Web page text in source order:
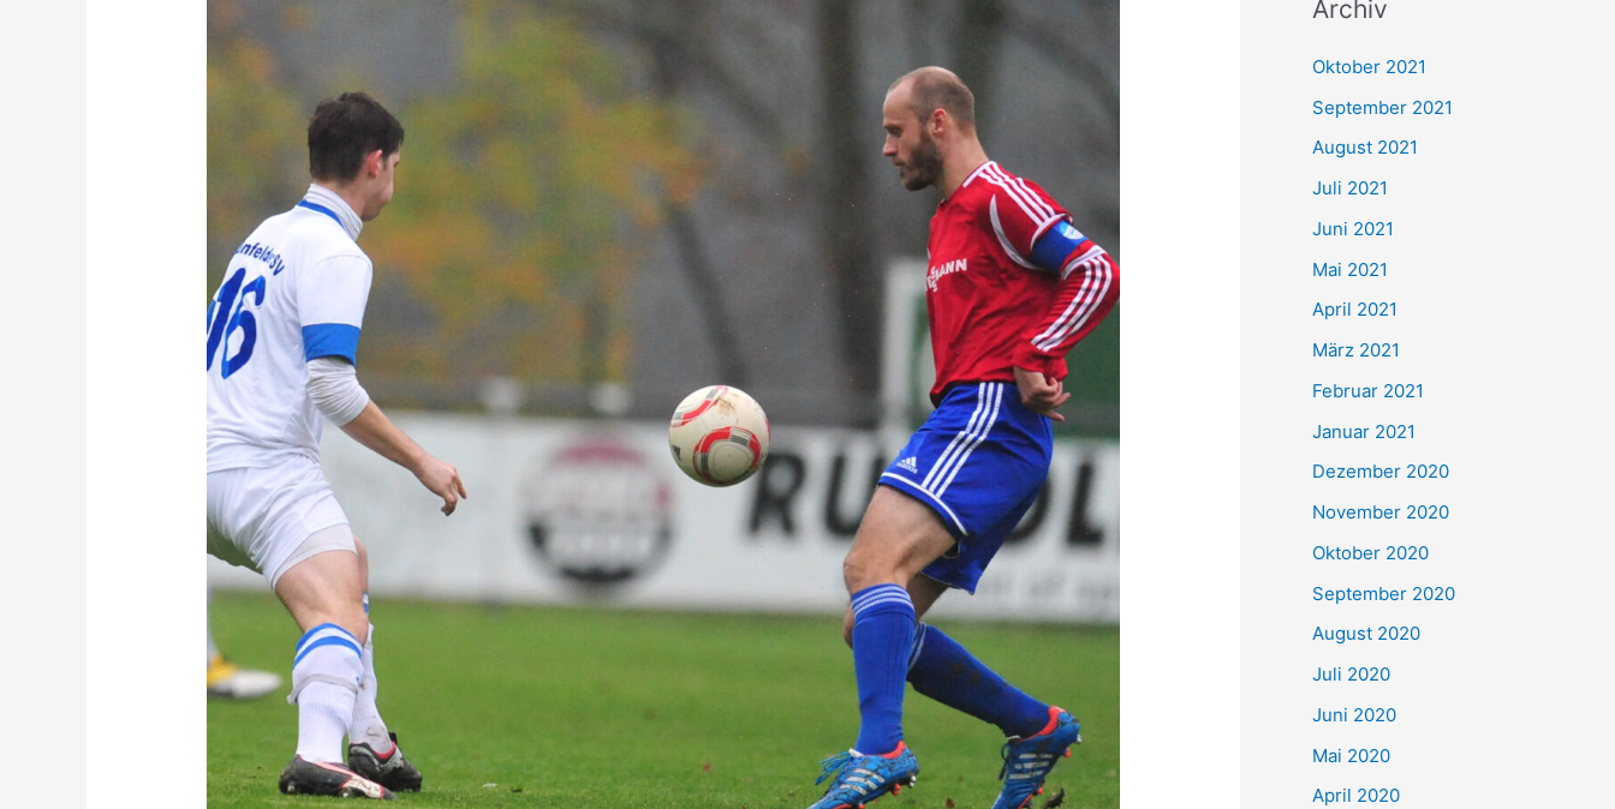
h
e
n
h
:
Archiv
Oktober 2021
September 2021
August 2021
Juli 2021
Juni 2021
Mai 2021
April 2021
März 2021
Februar 2021
Januar 2021
Dezember 2020
November 2020
Oktober 2020
September 2020
August 2020
Juli 2020
Juni 2020
Mai 2020
April 2020